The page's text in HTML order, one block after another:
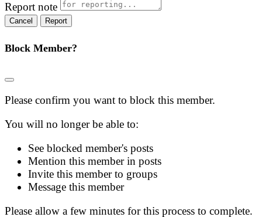
Report note
Report
Block Member?
Please confirm you want to block this member.
You will no longer be able to:
See blocked member's posts
Mention this member in posts
Invite this member to groups
Message this member
Please allow a few minutes for this process to complete.